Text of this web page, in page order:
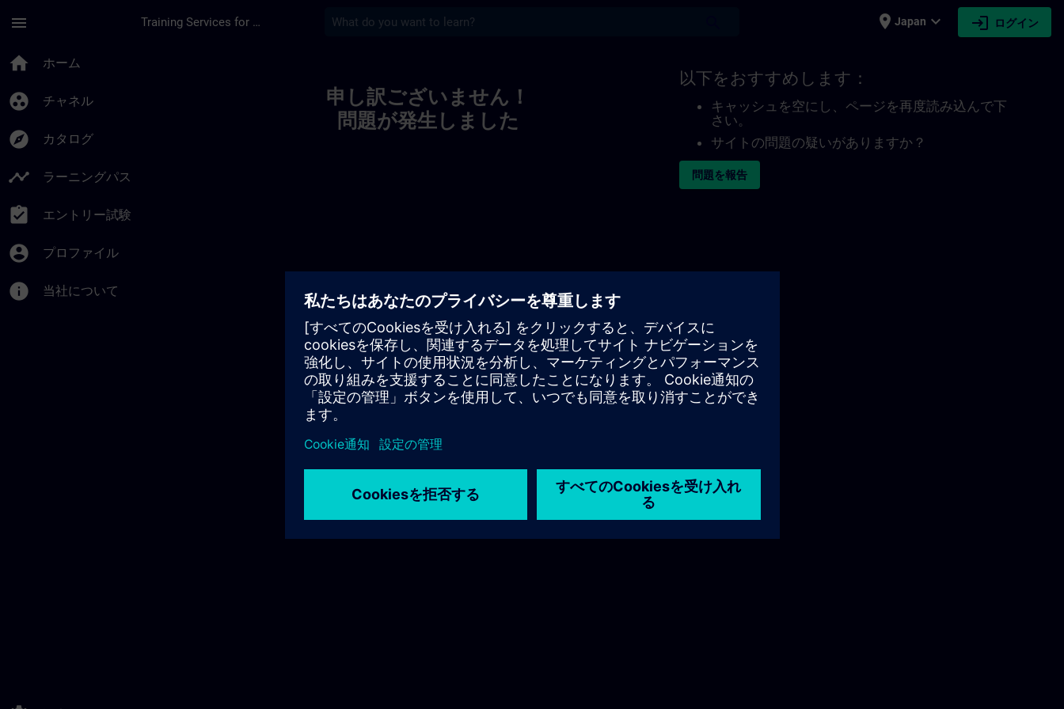
menu Training Services for Digital Industries place Japan expand_more login ログイン
home ホーム
group_work チャネル
explore カタログ
timeline ラーニングパス
assignment_turned_in エントリー試験
account_circle プロファイル
info 当社について
申し訳ございません！
問題が発生しました
以下をおすすめします：
キャッシュを空にし、ページを再度読み込んで下
さい。
サイトの問題の疑いがありますか？
問題を報告